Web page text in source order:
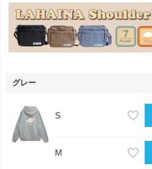
グレー
S
M